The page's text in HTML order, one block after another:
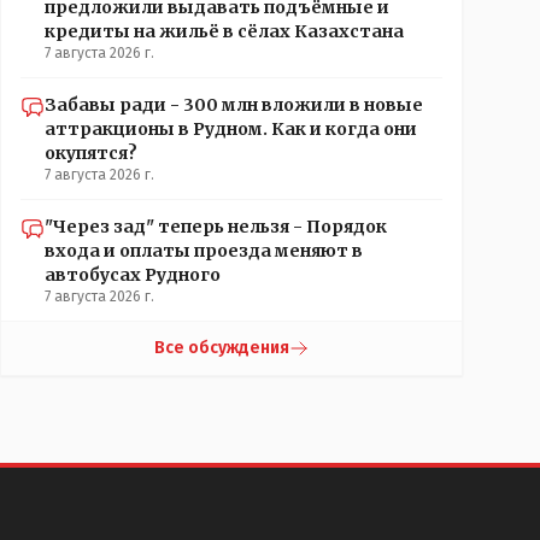
предложили выдавать подъёмные и
кредиты на жильё в сёлах Казахстана
7 августа 2026 г.
Забавы ради - 300 млн вложили в новые
аттракционы в Рудном. Как и когда они
окупятся?
7 августа 2026 г.
"Через зад" теперь нельзя - Порядок
входа и оплаты проезда меняют в
автобусах Рудного
7 августа 2026 г.
Все обсуждения